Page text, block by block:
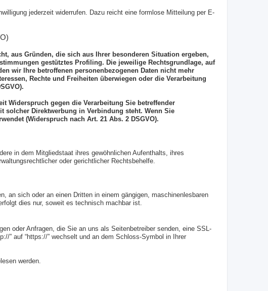
jederzeit widerrufen. Dazu reicht eine formlose Mitteilung per E-
aus Gründen, die sich aus Ihrer besonderen Situation ergeben,
gestütztes Profiling. Die jeweilige Rechtsgrundlage, auf
wir Ihre betroffenen personenbezogenen Daten nicht mehr
Rechte und Freiheiten überwiegen oder die Verarbeitung
Widerspruch gegen die Verarbeitung Sie betreffender
solcher Direktwerbung in Verbindung steht. Wenn Sie
(Widerspruch nach Art. 21 Abs. 2 DSGVO).
in dem Mitgliedstaat ihres gewöhnlichen Aufenthalts, ihres
oder gerichtlicher Rechtsbehelfe.
an sich oder an einen Dritten in einem gängigen, maschinenlesbaren
dies nur, soweit es technisch machbar ist.
oder Anfragen, die Sie an uns als Seitenbetreiber senden, eine SSL-
” auf “https://” wechselt und an dem Schloss-Symbol in Ihrer
werden.